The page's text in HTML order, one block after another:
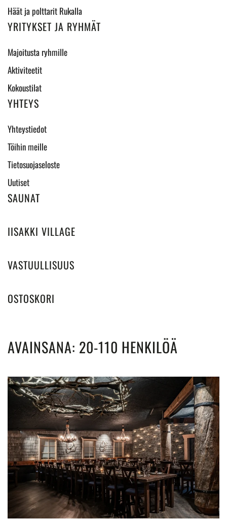
Häät ja polttarit Rukalla
YRITYKSET JA RYHMÄT
Majoitusta ryhmille
Aktiviteetit
Kokoustilat
YHTEYS
Yhteystiedot
Töihin meille
Tietosuojaseloste
Uutiset
SAUNAT
IISAKKI VILLAGE
VASTUULLISUUS
OSTOSKORI
AVAINSANA: 20-110 HENKILÖÄ